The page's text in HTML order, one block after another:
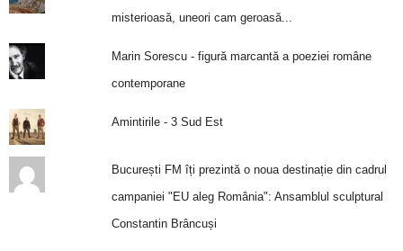
misterioasă, uneori cam geroasă...
Marin Sorescu - figură marcantă a poeziei române
contemporane
Amintirile - 3 Sud Est
București FM îți prezintă o noua destinație din cadrul
campaniei "EU aleg România": Ansamblul sculptural
Constantin Brâncuși